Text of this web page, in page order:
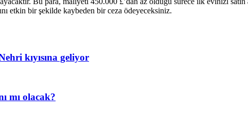
etkin bir şekilde kaybeden bir ceza ödeyeceksiniz.
kıyısına geliyor
mı olacak?